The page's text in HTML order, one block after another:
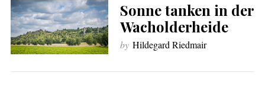
Sonne tanken in der
Wacholderheide
by Hildegard Riedmair